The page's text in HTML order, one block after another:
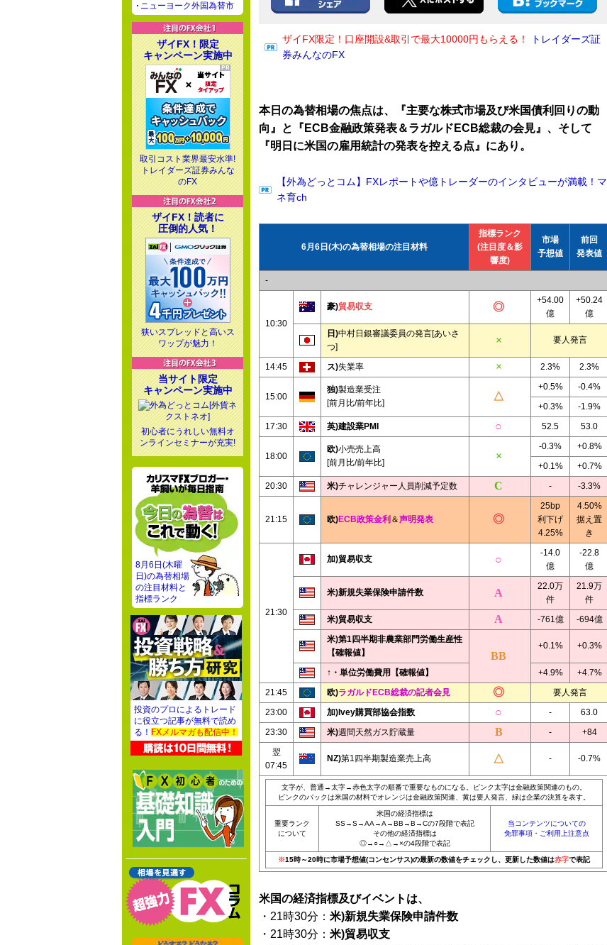
ザイFX限定！口座開設&取引で最大10000円もらえる！
トレイダーズ証
券みんなのFX
本日の為替相場の焦点は、『主要な株式市場及び米国債利回りの動
向』と『ECB金融政策発表＆ラガルドECB総裁の会見』、そして
『明日に米国の雇用統計の発表を控える点』にあり。
【外為どっとコム】FXレポートや億トレーダーのインタビューが満載！マ
ネ育ch
6月6日(木)の為替相場の注目材料
指標ランク
(注目度＆影
響度)
市場
予想値
前回
発表値
-
10:30
豪)貿易収支
+54.00
億
+50.24
億
日)中村日銀審議委員の発言[あいさ
つ]
要人発言
14:45 ス)失業率 2.3% 2.3%
15:00
独)製造業受注
[前月比/前年比]
+0.5%
-0.4%
+0.3%
-1.9%
17:30
英)建設業PMI 52.5 53.0
18:00
欧)小売売上高
[前月比/前年比]
-0.3%
+0.8%
+0.1%
+0.7%
20:30
米)チャレンジャー人員削減予定数 - -3.3%
21:15 欧)ECB政策金利 ＆声明発表
25bp
利下げ
4.25%
4.50%
据え置
き
21:30
加)貿易収支
-14.0
億
-22.8
億
米)新規失業保険申請件数
22.0万
件
21.9万
件
米)貿易収支
-761億
-694億
米)第1四半期非農業部門労働生産性
【確報値】
+0.1% +0.3%
↑・単位労働費用【確報値】 +4.9%
+4.7%
21:45
欧)ラガルドECB総裁の記者会見
要人発言
23:00
加)Ivey購買部協会指数 -
63.0
23:30
米)週間天然ガス貯蔵量 -
+84
翌
07:45
NZ)第1四半期製造業売上高 - -0.7%
文字が、普通→太字→赤色太字の順番で重要なものになる。ピンク太字は金融政策関連のもの。
ピンクのバックは米国の材料でオレンジは金融政策関連、黄は要人発言、緑は企業の決算を表す。
重要ランク
について
米国の経済指標は
SS→S→AA→A→BB→B→Cの7段階で表記
その他の経済指標は
◎→○→△→×の4段階で表記
当コンテンツについての
免罪事項・ご利用上注意点
※15時～20時に市場予想値(コンセンサス)の最新の数値をチェックし、更新した数値は赤字で表記
米国の経済指標及びイベントは、
・21時30分： 米)新規失業保険申請件数
・21時30分： 米)貿易収支
ニューヨーク外国為替市
ザイFX！限定
キャンペーン実施中
取引コスト業界最安水準!
トレイダーズ証券みんな
のFX
ザイFX！読者に
圧倒的人気！
狭いスプレッドと高いス
ワップが魅力！
当サイト限定
キャンペーン実施中
初心者にうれしい無料オ
ンラインセミナーが充実!
8月6日(木曜
日)の為替相場
の注目材料と
指標ランク
投資のプロによるトレード
に役立つ記事が無料で読め
る！ FXメルマガも配信中！